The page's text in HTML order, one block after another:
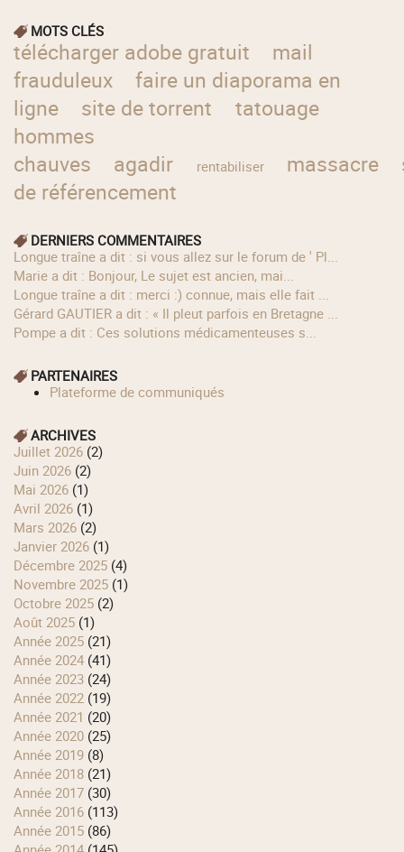
MOTS CLÉS
télécharger adobe gratuit
mail
frauduleux
faire un diaporama en
ligne
site de torrent
tatouage
hommes
chauves
agadir rentabiliser massacre
de référencement
DERNIERS COMMENTAIRES
longue traîne a dit : si vous allez sur le forum de ' Pl...
Marie a dit : Bonjour, Le sujet est ancien, mai...
longue traîne a dit : merci :) connue, mais elle fait ...
Gérard GAUTIER a dit : « Il pleut parfois en Bretagne ...
Pompe a dit : Ces solutions médicamenteuses s...
PARTENAIRES
Plateforme de communiqués
ARCHIVES
juillet 2026 (2)
juin 2026 (2)
mai 2026 (1)
avril 2026 (1)
mars 2026 (2)
janvier 2026 (1)
décembre 2025 (4)
novembre 2025 (1)
octobre 2025 (2)
août 2025 (1)
année 2025 (21)
année 2024 (41)
année 2023 (24)
année 2022 (19)
année 2021 (20)
année 2020 (25)
année 2019 (8)
année 2018 (21)
année 2017 (30)
année 2016 (113)
année 2015 (86)